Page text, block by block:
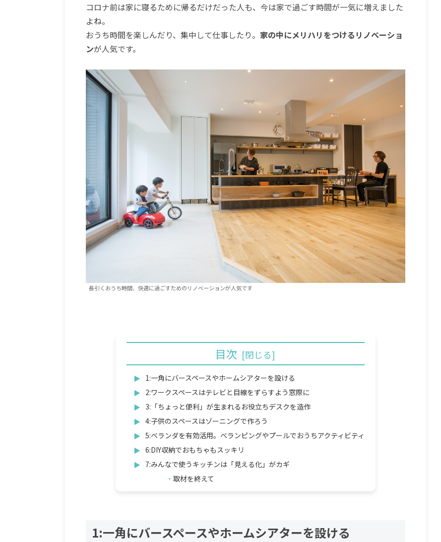
コロナ前は家に寝るために帰るだけだった人も、今は家で過ごす時間が一気に増えました
よね。
おうち時間を楽しんだり、集中して仕事したり。 家の中にメリハリをつけるリノベーショ
ンが人気です。
長引くおうち時間、快適に過ごすためのリノベーションが人気です
目次
1:一角にバースペースやホームシアターを設ける
2:ワークスペースはテレビと目線をずらすよう窓際に
3:「ちょっと便利」が生まれるお役立ちデスクを造作
4:子供のスペースはゾーニングで作ろう
5:ベランダを有効活用。ベランピングやプールでおうちアクティビティ
6:DIY収納でおもちゃもスッキリ
7:みんなで使うキッチンは「見える化」がカギ
取材を終えて
1:一角にバースペースやホームシアターを設ける